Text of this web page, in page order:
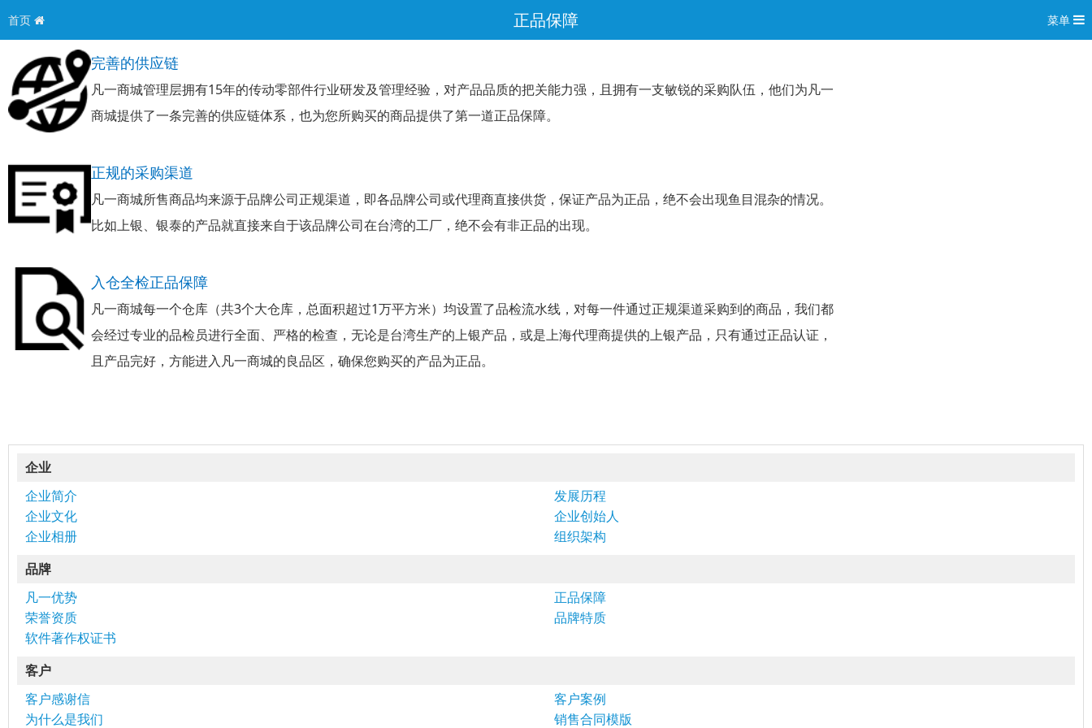
首页 正品保障 菜单
完善的供应链
凡一商城管理层拥有15年的传动零部件行业研发及管理经验，对产品品质的把关能力强，且拥有一支敏锐的采购队伍，他们为凡一
商城提供了一条完善的供应链体系，也为您所购买的商品提供了第一道正品保障。
正规的采购渠道
凡一商城所售商品均来源于品牌公司正规渠道，即各品牌公司或代理商直接供货，保证产品为正品，绝不会出现鱼目混杂的情况。
比如上银、银泰的产品就直接来自于该品牌公司在台湾的工厂，绝不会有非正品的出现。
入仓全检正品保障
凡一商城每一个仓库（共3个大仓库，总面积超过1万平方米）均设置了品检流水线，对每一件通过正规渠道采购到的商品，我们都
会经过专业的品检员进行全面、严格的检查，无论是台湾生产的上银产品，或是上海代理商提供的上银产品，只有通过正品认证，
且产品完好，方能进入凡一商城的良品区，确保您购买的产品为正品。
企业
企业简介
发展历程
企业文化
企业创始人
企业相册
组织架构
品牌
凡一优势
正品保障
荣誉资质
品牌特质
软件著作权证书
客户
客户感谢信
客户案例
为什么是我们
销售合同模版